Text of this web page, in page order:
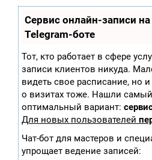
Сервис онлайн-записи
Telegram-боте
Тот, кто работает в сфере
записи клиентов никуда.
видеть свое расписание, но
о визитах тоже. Нашли
оптимальный вариант:
Для новых пользователей
Чат-бот для мастеров и
упрощает ведение записей:
играх